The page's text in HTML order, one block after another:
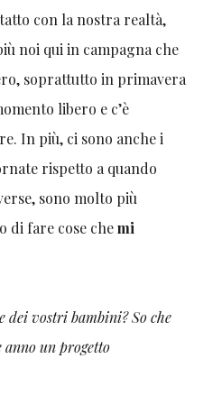
con la nostra realtà,
noi qui in campagna che
soprattutto in primavera
libero e c’è
In più, ci sono anche i
rispetto a quando
sono molto più
di fare cose chemi
dei vostri bambini? So che
anno un progetto